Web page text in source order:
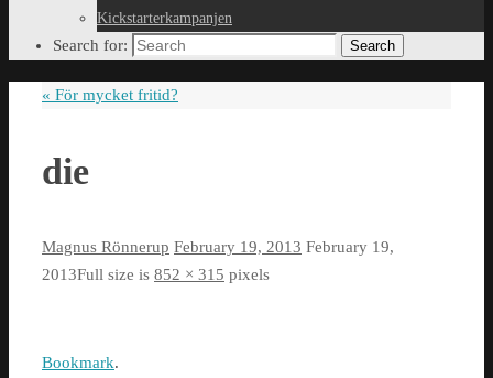
Kickstarterkampanjen
Search for: Search
« För mycket fritid?
die
Magnus Rönnerup February 19, 2013 February 19,
2013Full size is 852 × 315 pixels
Bookmark.